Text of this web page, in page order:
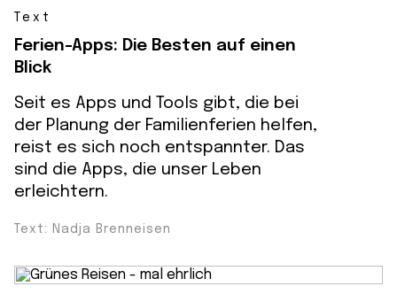
Text
Ferien-Apps: Die Besten auf einen
Blick
Seit es Apps und Tools gibt, die bei
der Planung der Familienferien helfen,
reist es sich noch entspannter. Das
sind die Apps, die unser Leben
erleichtern.
Text: Nadja Brenneisen